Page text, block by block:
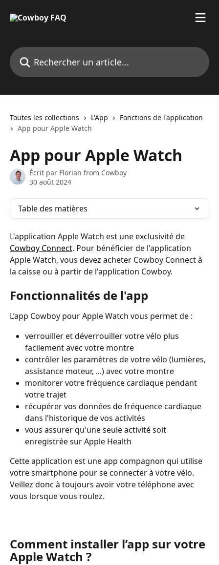
Rechercher un article...
Toutes les collections L'App
Fonctions de l'application
App pour Apple Watch
App pour Apple Watch
Écrit par Florian from Cowboy
30 août 2024
Table des matières
L'application Apple Watch est une exclusivité de
Cowboy Connect. Pour bénéficier de l'application
Apple Watch, vous devez acheter Cowboy Connect à
la caisse ou à partir de l'application Cowboy.
Fonctionnalités de l'app
L’app Cowboy pour Apple Watch vous permet de :
verrouiller et déverrouiller votre vélo plus
facilement avec votre montre
contrôler les paramètres de votre vélo (lumières,
assistance moteur, ...) avec votre montre
monitorer votre fréquence cardiaque pendant
votre trajet
récupérer vos données de fréquence cardiaque
dans l'historique de vos activités
vous assurer qu'une seule activité soit
enregistrée sur Apple Health
Cette application est une app compagnon qui utilise
votre smartphone pour se connecter à votre vélo.
Veillez donc à toujours avoir votre téléphone avec
vous lorsque vous roulez.
Comment installer l’app sur votre
Apple Watch ?